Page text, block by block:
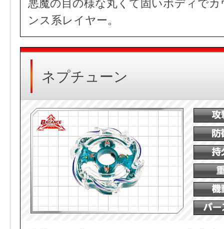
悪魔の目の様な丸くて固いボディで
ンス系レイヤー。
ネプチューン